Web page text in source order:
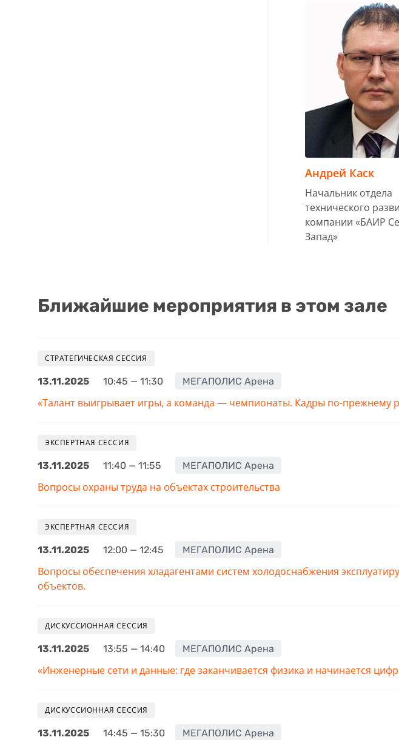
Андрей Каск
Начальник отдела
технического
компании «БАИР
Запад»
Ближайшие мероприятия в этом зале
СТРАТЕГИЧЕСКАЯ СЕССИЯ
МЕГАПОЛИС Арена
13.11.2025 10:45 — 11:30
«Талант выигрывает игры, а команда — чемпионаты. Кадры по-прежнему
ЭКСПЕРТНАЯ СЕССИЯ
МЕГАПОЛИС Арена
13.11.2025 11:40 — 11:55
Вопросы охраны труда на объектах строительства
ЭКСПЕРТНАЯ СЕССИЯ
МЕГАПОЛИС Арена
13.11.2025 12:00 — 12:45
Вопросы обеспечения хладагентами систем холодоснабжения
объектов.
ДИСКУССИОННАЯ СЕССИЯ
МЕГАПОЛИС Арена
13.11.2025 13:55 — 14:40
«Инженерные сети и данные: где заканчивается физика и начинается
ДИСКУССИОННАЯ СЕССИЯ
МЕГАПОЛИС Арена
13.11.2025 14:45 — 15:30